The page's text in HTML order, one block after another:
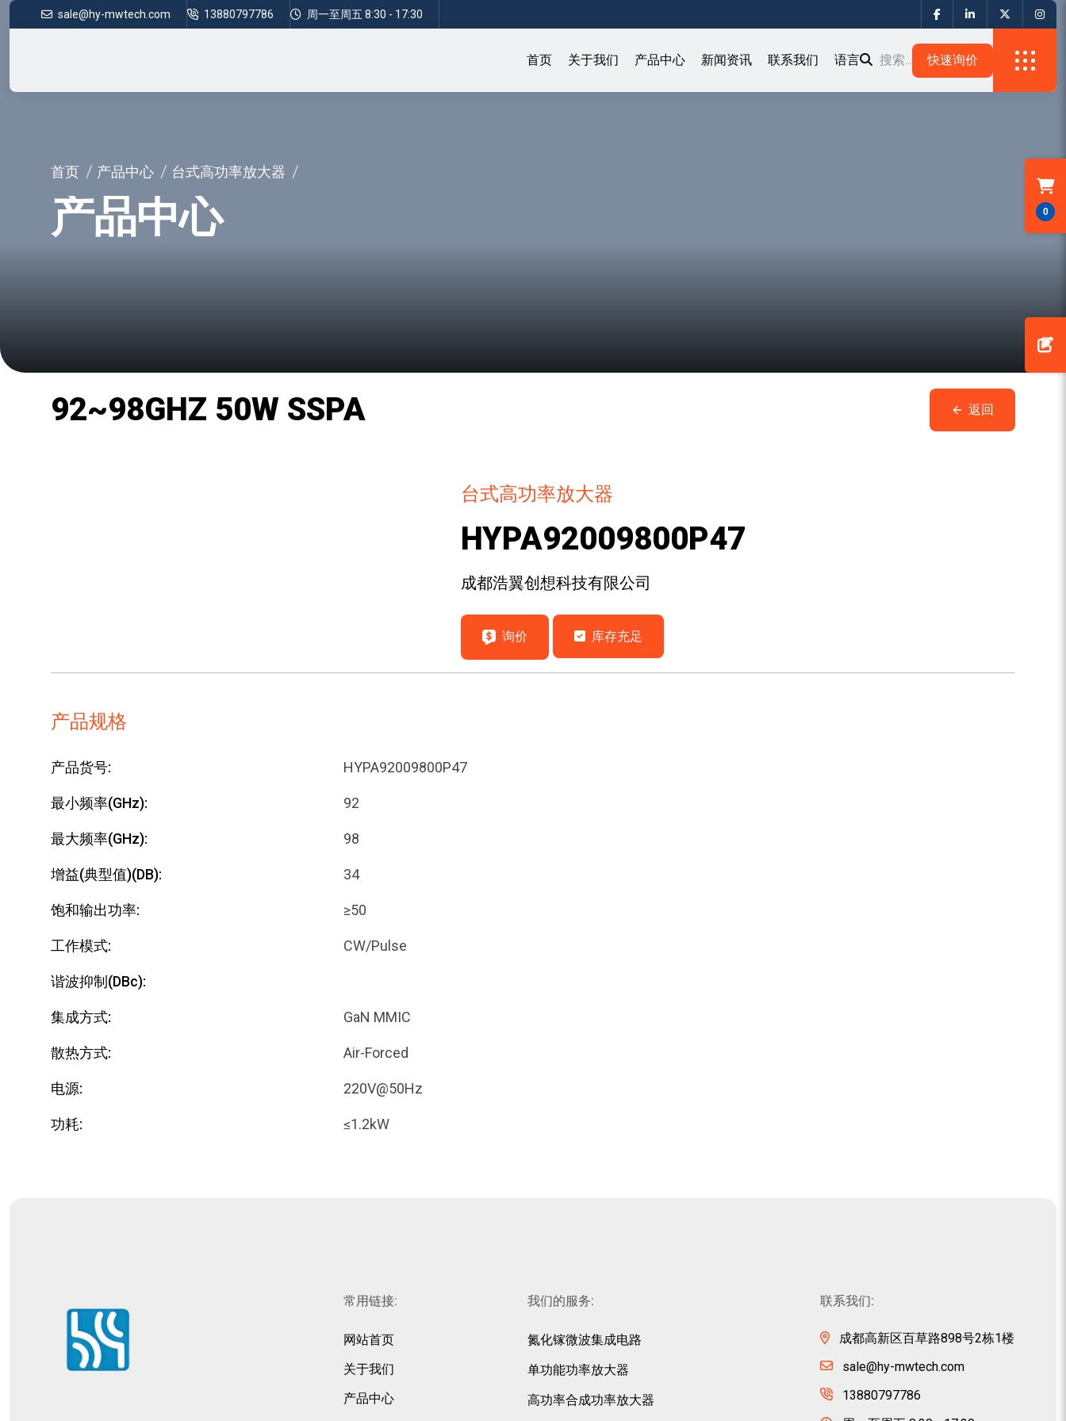
sale@hy-mwtech.com 13880797786 周一至周五 8:30 - 17:30
首页 关于我们 产品中心 新闻资讯 联系我们 语言 搜索...
首页 产品中心 台式高功率放大器
产品中心
92~98GHZ 50W SSPA 返回
台式高功率放大器
HYPA92009800P47
成都浩翼创想科技有限公司
询价 库存充足
产品规格
产品货号: HYPA92009800P47
最小频率(GHz): 92
最大频率(GHz): 98
增益(典型值)(dB): 34
饱和输出功率: ≥50
工作模式: CW/Pulse
谐波抑制(dBc):
集成方式: GaN MMIC
散热方式: Air-Forced
电源: 220V@50Hz
功耗: ≤1.2kW
0
常用链接:
网站首页
关于我们
产品中心
我们的服务:
氮化镓微波集成电路
单功能功率放大器
高功率合成功率放大器
联系我们:
成都高新区百草路898号2栋1楼
sale@hy-mwtech.com
13880797786